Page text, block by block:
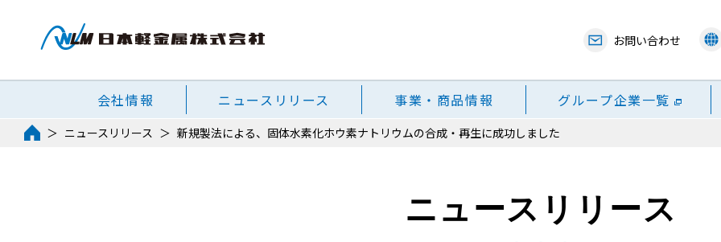
お問い合わせ
会社情報 ニュースリリース 事業・商品情報 グループ企業一覧
ニュースリリース 新規製法による、固体水素化ホウ素ナトリウムの合成・再生に成功しました
ニュースリリース